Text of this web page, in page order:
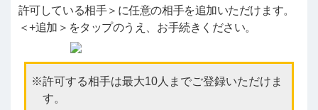
許可している相手＞に任意の相手を追加いただけます。
＜+追加＞をタップのうえ、お手続きください。
許可する相手は最大10人までご登録いただけま
す。